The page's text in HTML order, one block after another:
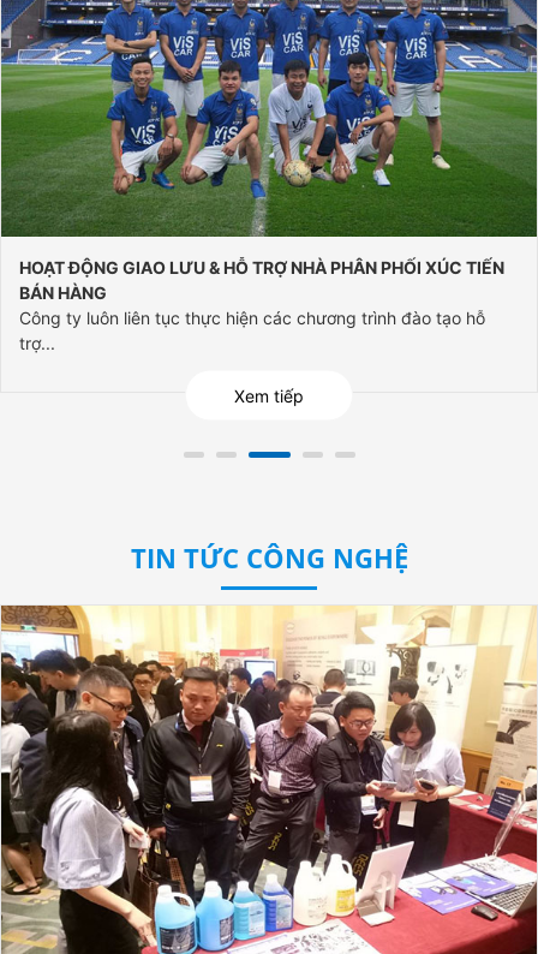
HOẠT ĐỘNG ĐÀO TẠO AN TOÀN VÀ NGHIỆP VỤ CHO NHÂN
VIÊN CÔNG TY
Song hành cùng các hoạt động sản xuất và kinh doanh, công
tác đào...
Xem tiếp
TIN TỨC CÔNG NGHỆ